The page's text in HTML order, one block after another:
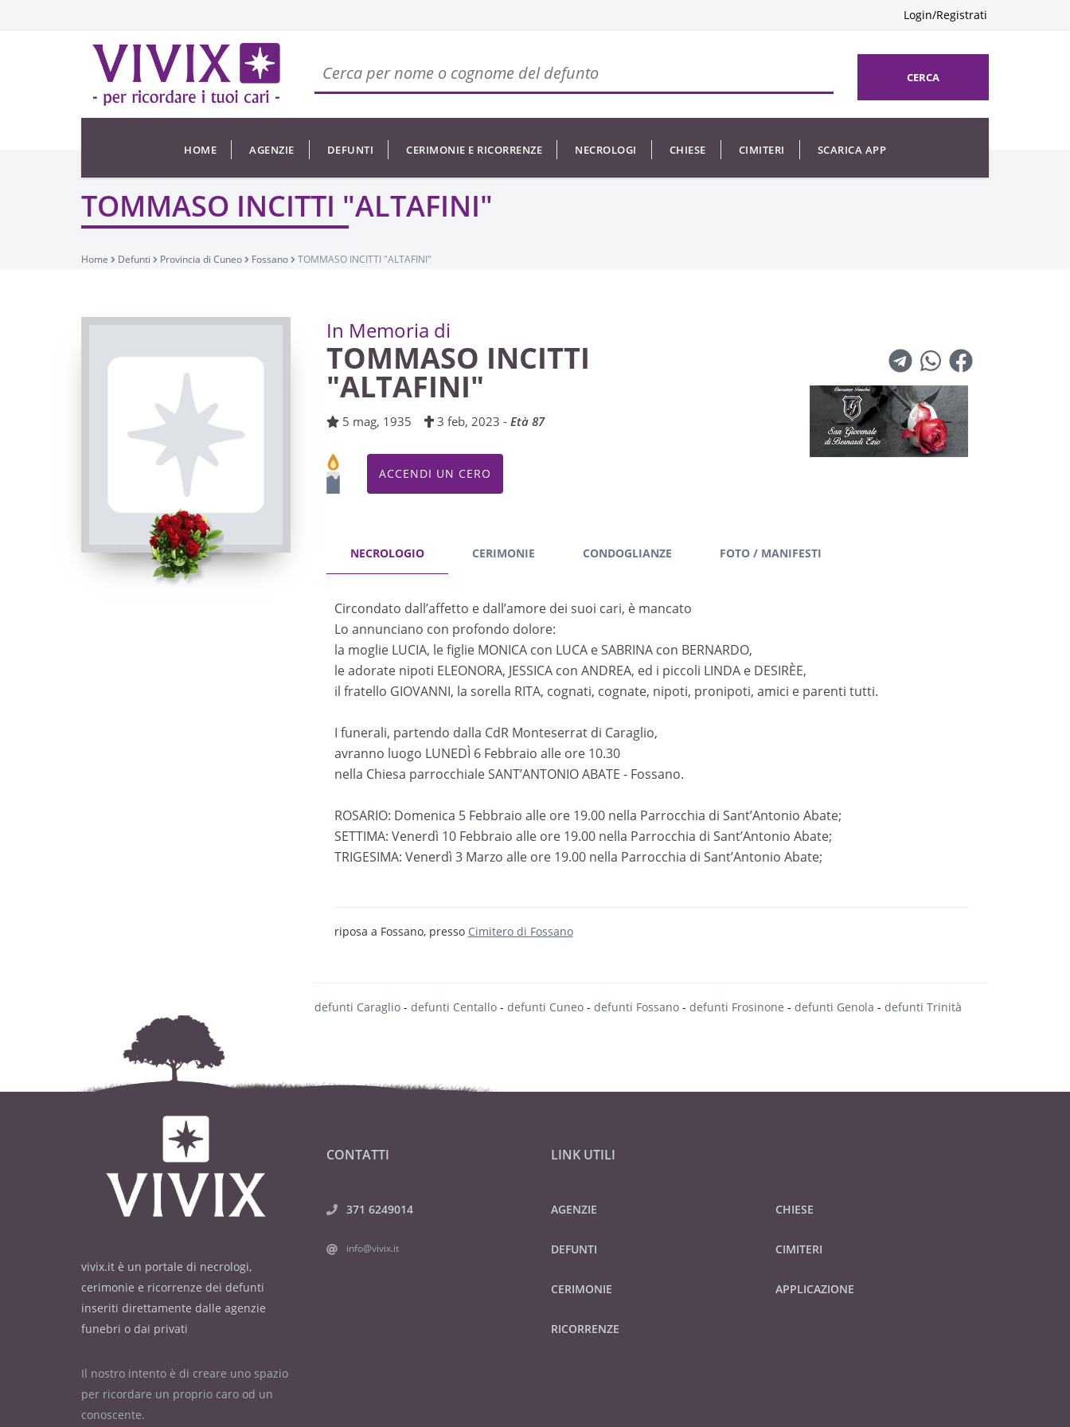
Login/Registrati
CERCA
HOME AGENZIE DEFUNTI CERIMONIE E RICORRENZE NECROLOGI CHIESE CIMITERI SCARICA APP
TOMMASO INCITTI "ALTAFINI"
Home Defunti Provincia di Cuneo Fossano TOMMASO INCITTI "ALTAFINI"
In Memoria di
TOMMASO INCITTI
"ALTAFINI"
5 mag, 1935 3 feb, 2023 - Età 87
ACCENDI UN CERO
NECROLOGIO CERIMONIE CONDOGLIANZE FOTO / MANIFESTI
Circondato dall’affetto e dall’amore dei suoi cari, è mancato
Lo annunciano con profondo dolore:
la moglie LUCIA, le figlie MONICA con LUCA e SABRINA con BERNARDO,
le adorate nipoti ELEONORA, JESSICA con ANDREA, ed i piccoli LINDA e DESIRÈE,
il fratello GIOVANNI, la sorella RITA, cognati, cognate, nipoti, pronipoti, amici e parenti tutti.
I funerali, partendo dalla CdR Monteserrat di Caraglio,
avranno luogo LUNEDÌ 6 Febbraio alle ore 10.30
nella Chiesa parrocchiale SANT’ANTONIO ABATE - Fossano.
ROSARIO: Domenica 5 Febbraio alle ore 19.00 nella Parrocchia di Sant’Antonio Abate;
SETTIMA: Venerdì 10 Febbraio alle ore 19.00 nella Parrocchia di Sant’Antonio Abate;
TRIGESIMA: Venerdì 3 Marzo alle ore 19.00 nella Parrocchia di Sant’Antonio Abate;
riposa a Fossano, presso Cimitero di Fossano
defunti Caraglio- defunti Centallo- defunti Cuneo- defunti Fossano- defunti Frosinone - defunti Genola - defunti Trinità
vivix.it è un portale di necrologi,
cerimonie e ricorrenze dei defunti
inseriti direttamente dalle agenzie
funebri o dai privati
Il nostro intento è di creare uno spazio
per ricordare un proprio caro od un
conoscente.
CONTATTI
371 6249014
info@vivix.it
LINK UTILI
AGENZIE
DEFUNTI
CERIMONIE
RICORRENZE
CHIESE
CIMITERI
APPLICAZIONE